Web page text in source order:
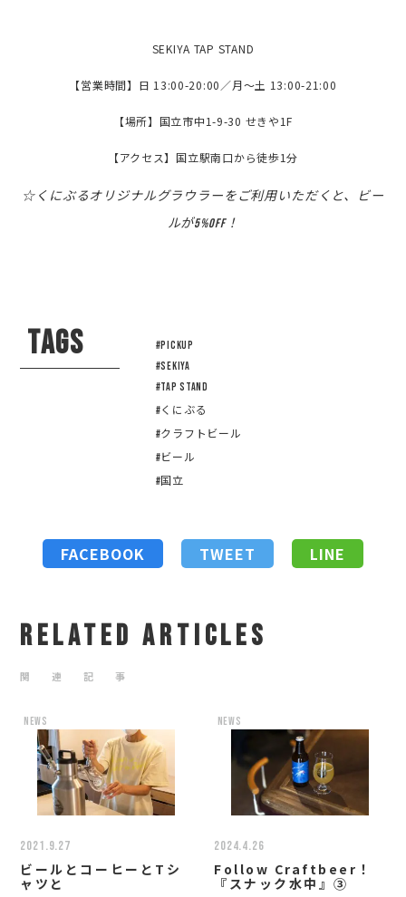
SEKIYA TAP STAND
【営業時間】日 13:00-20:00／月～土 13:00-21:00
【場所】国立市中1-9-30 せきや1F
【アクセス】国立駅南口から徒歩1分
☆くにぶるオリジナルグラウラーをご利用いただくと、ビー
ルが5%OFF！
TAGS
#pickup
#sekiya
#tap stand
#くにぶる
#クラフトビール
#ビール
#国立
FACEBOOK TWEET LINE
RELATED ARTICLES
関 連 記 事
news
2021.9.27
ビールとコーヒーとTシ
ャツと
news
2024.4.26
Follow Craftbeer！
『スナック水中』③